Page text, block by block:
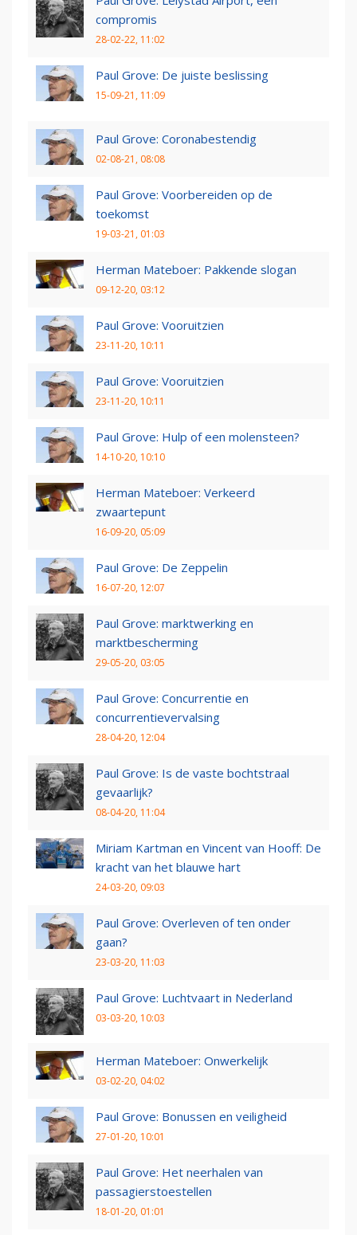
compromis
28-02-22, 11:02
Paul Grove: De juiste beslissing
15-09-21, 11:09
Paul Grove: Coronabestendig
02-08-21, 08:08
Paul Grove: Voorbereiden op de
toekomst
19-03-21, 01:03
Herman Mateboer: Pakkende slogan
09-12-20, 03:12
Paul Grove: Vooruitzien
23-11-20, 10:11
Paul Grove: Vooruitzien
23-11-20, 10:11
Paul Grove: Hulp of een molensteen?
14-10-20, 10:10
Herman Mateboer: Verkeerd
zwaartepunt
16-09-20, 05:09
Paul Grove: De Zeppelin
16-07-20, 12:07
Paul Grove: marktwerking en
marktbescherming
29-05-20, 03:05
Paul Grove: Concurrentie en
concurrentievervalsing
28-04-20, 12:04
Paul Grove: Is de vaste bochtstraal
gevaarlijk?
08-04-20, 11:04
Miriam Kartman en Vincent van Hooff: De
kracht van het blauwe hart
24-03-20, 09:03
Paul Grove: Overleven of ten onder
gaan?
23-03-20, 11:03
Paul Grove: Luchtvaart in Nederland
03-03-20, 10:03
Herman Mateboer: Onwerkelijk
03-02-20, 04:02
Paul Grove: Bonussen en veiligheid
27-01-20, 10:01
Paul Grove: Het neerhalen van
passagierstoestellen
18-01-20, 01:01